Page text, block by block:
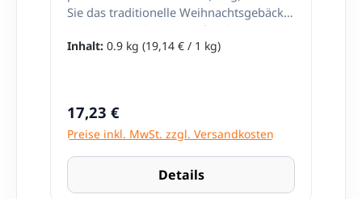
Sie das traditionelle Weihnachtsgebäck
aus Peru mit dem Panetón Gloria! Dieser
köstliche, luftige Kuchen, gefüllt mit
traditionellen Rezept, bringt der Panetón
Gloria den authentischen Geschmack
der peruanischen Weihnacht direkt auf
Ihren Tisch. Eigenschaften: Herkunft:
Peru Gewicht: 900g Geschmack: Leicht
Inhalt: 0.9 kg (19,14 € / 1 kg)
Regulärer Preis:
17,23 €
Preise inkl. MwSt. zzgl. Versandkosten
Details